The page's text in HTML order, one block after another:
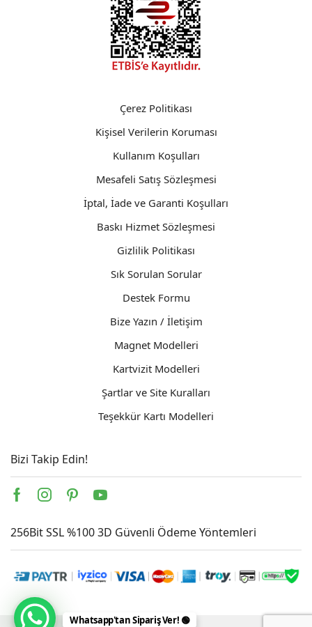
Çerez Politikası
Kişisel Verilerin Koruması
Kullanım Koşulları
Mesafeli Satış Sözleşmesi
İptal, İade ve Garanti Koşulları
Baskı Hizmet Sözleşmesi
Gizlilik Politikası
Sık Sorulan Sorular
Destek Formu
Bize Yazın / İletişim
Magnet Modelleri
Kartvizit Modelleri
Şartlar ve Site Kuralları
Teşekkür Kartı Modelleri
Bizi Takip Edin!
Facebook
Instagram
PinterestYoutube
256Bit SSL %100 3D Güvenli Ödeme Yöntemleri
Whatsapp'tan Sipariş Ver! 🟢